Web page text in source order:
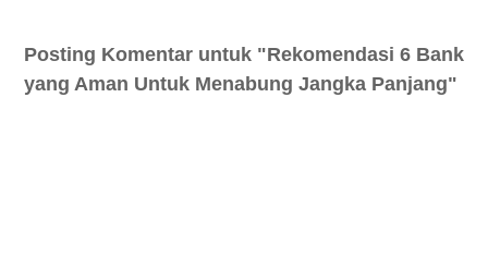
Posting Komentar untuk "Rekomendasi 6 Bank
yang Aman Untuk Menabung Jangka Panjang"